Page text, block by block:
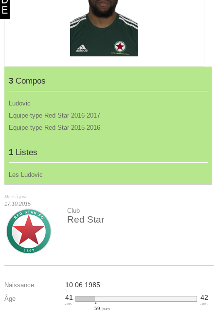
3 Compos
Ludovic
Equipe-type Red Star 2016-2017
Equipe-type Red Star 2015-2016
1 Listes
Les Ludovic
Mise à jour :
17.10.2015
Club
Red Star
Naissance 10.06.1985
Âge 41
ans
59jours
42
ans